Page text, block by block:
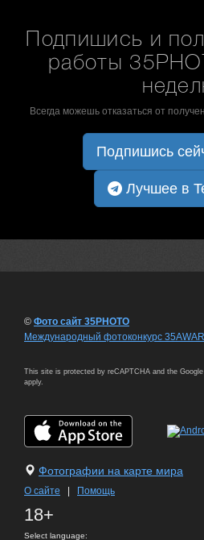
Подпишись и
работы
Всегда можешь отказаться от
Подпишись
Лучшее в
© Фото сайт 35PHOTO
Международный фотоконкурс
This site is protected by reCAPTCHA and the Google
apply.
Фотографии на карте мира
О сайте Помощь
18+
Select language: